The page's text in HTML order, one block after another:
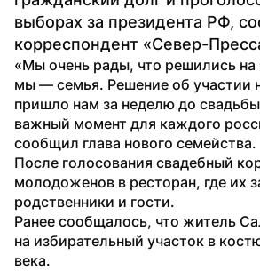
выборах за президента РФ,
корреспондент «Север-
«Мы очень рады, что решились на
мы — семья. Решение об участии
пришло нам за неделю до
важный момент для каждого
сообщил глава нового семейства.
После голосования свадебный
молодоженов в ресторан, где их
родственники и гости.
Ранее сообщалось, что житель
на избирательный участок в
века.